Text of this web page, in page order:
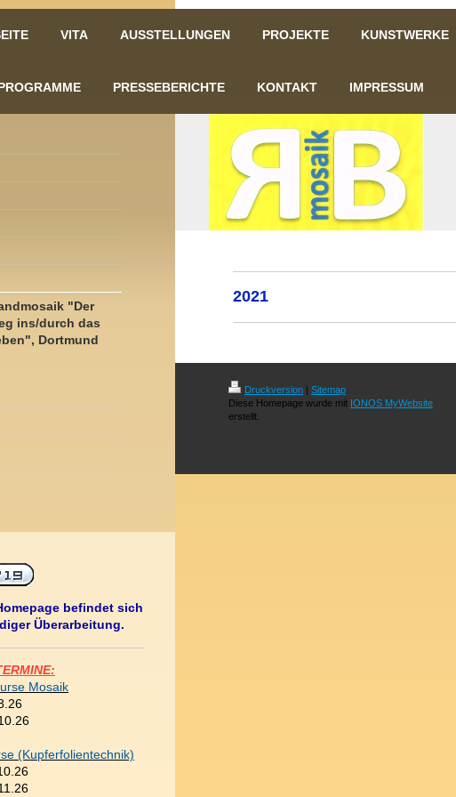
VITA AUSSTELLUNGEN PROJEKTE KUNSTWERKE
PRESSEBERICHTE KONTAKT IMPRESSUM
"Der
ins/durch das
Dortmund
befindet sich
Überarbeitung.
Mosaik
(Kupferfolientechnik)
2021
Druckversion | Sitemap
Diese Homepage wurde mit IONOS MyWebsite
erstellt.